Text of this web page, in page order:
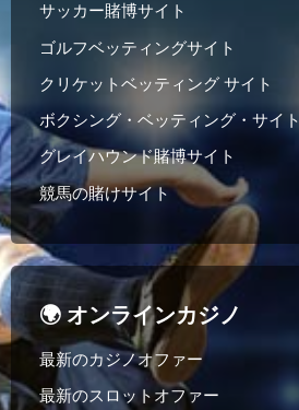
サッカー賭博サイト
ゴルフベッティングサイト
クリケットベッティング サイト
ボクシング・ベッティング・サイト
グレイハウンド賭博サイト
競馬の賭けサイト
🌍 オンラインカジノ
最新のカジノオファー
最新のスロットオファー